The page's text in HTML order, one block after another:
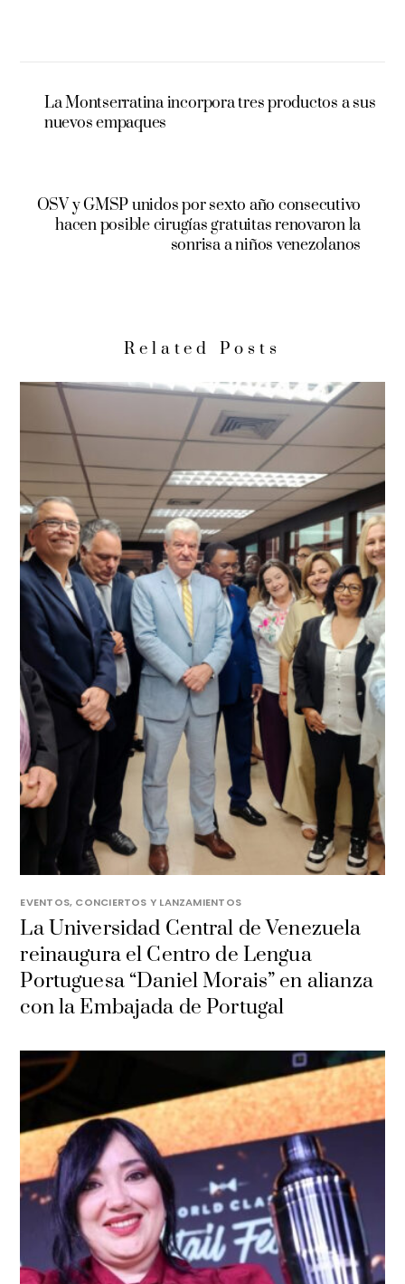
La Montserratina incorpora tres productos a sus
nuevos empaques
OSV y GMSP unidos por sexto año consecutivo
hacen posible cirugías gratuitas renovaron la
sonrisa a niños venezolanos
Related Posts
EVENTOS, CONCIERTOS Y LANZAMIENTOS
La Universidad Central de Venezuela
reinaugura el Centro de Lengua
Portuguesa “Daniel Morais” en alianza
con la Embajada de Portugal